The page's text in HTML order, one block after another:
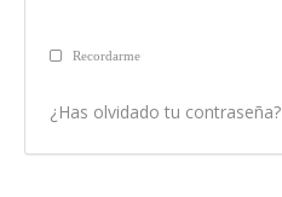
Recordarme
¿Has olvidado tu contraseña?